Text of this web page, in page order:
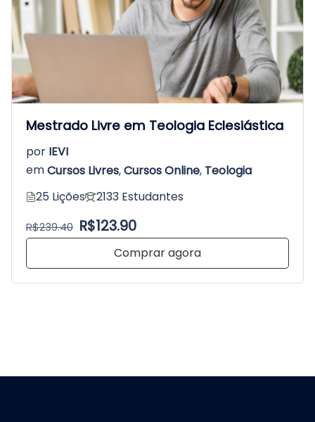
Mestrado Livre em Teologia Eclesiástica
por IEVI
emCursos Livres,Cursos Online, Teologia
25 Lições
2133 Estudantes
R$239.40 R$123.90
Comprar agora